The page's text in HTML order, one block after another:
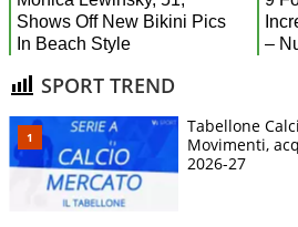
SPORT TREND
Tabellone
Movimenti,
2026-27